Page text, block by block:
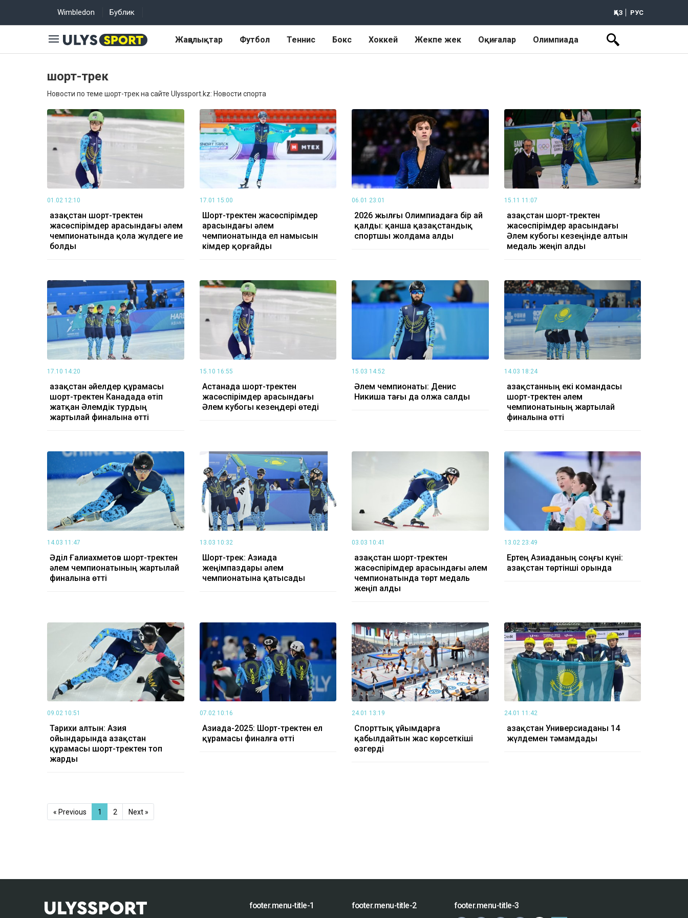
Wimbledon Бублик ҚАЗ РУС
Жаңалықтар Футбол Теннис Бокс Хоккей Жекпе жек Оқиғалар Олимпиада
шорт-трек
Новости по теме шорт-трек на сайте Ulyssport.kz: Новости спорта
01.02 12:10
Қазақстан шорт-тректен
жасөспірімдер арасындағы әлем
чемпионатында қола жүлдеге ие
болды
17.01 15:00
Шорт-тректен жасөспірімдер
арасындағы әлем
чемпионатында ел намысын
кімдер қорғайды
06.01 23:01
2026 жылғы Олимпиадаға бір ай
қалды: қанша қазақстандық
спортшы жолдама алды
15.11 11:07
Қазақстан шорт-тректен
жасөспірімдер арасындағы
Әлем кубогы кезеңінде алтын
медаль жеңіп алды
17.10 14:20
Қазақстан әйелдер құрамасы
шорт-тректен Канадада өтіп
жатқан Әлемдік турдың
жартылай финалына өтті
15.10 16:55
Астанада шорт-тректен
жасөспірімдер арасындағы
Әлем кубогы кезеңдері өтеді
15.03 14:52
Әлем чемпионаты: Денис
Никиша тағы да олжа салды
14.03 18:24
Қазақстанның екі командасы
шорт-тректен әлем
чемпионатының жартылай
финалына өтті
14.03 11:47
Әділ Ғалиахметов шорт-тректен
әлем чемпионатының жартылай
финалына өтті
13.03 10:32
Шорт-трек: Азиада
жеңімпаздары әлем
чемпионатына қатысады
03.03 10:41
Қазақстан шорт-тректен
жасөспірімдер арасындағы әлем
чемпионатында төрт медаль
жеңіп алды
13.02 23:49
Ертең Азиаданың соңғы күні:
Қазақстан төртінші орында
09.02 10:51
Тарихи алтын: Азия
ойындарында Қазақстан
құрамасы шорт-тректен топ
жарды
07.02 10:16
Азиада-2025: Шорт-тректен ел
құрамасы финалға өтті
24.01 13:19
Спорттық ұйымдарға
қабылдайтын жас көрсеткіші
өзгерді
24.01 11:42
Қазақстан Универсиаданы 14
жүлдемен тәмамдады
« Previous 1 2 Next »
footer.menu-title-1 footer.menu-title-2 footer.menu-title-3